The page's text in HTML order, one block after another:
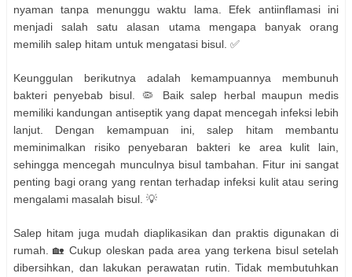
nyaman tanpa menunggu waktu lama. Efek antiinflamasi ini
menjadi salah satu alasan utama mengapa banyak orang
memilih salep hitam untuk mengatasi bisul. ✅
Keunggulan berikutnya adalah kemampuannya membunuh
bakteri penyebab bisul. 🦠 Baik salep herbal maupun medis
memiliki kandungan antiseptik yang dapat mencegah infeksi lebih
lanjut. Dengan kemampuan ini, salep hitam membantu
meminimalkan risiko penyebaran bakteri ke area kulit lain,
sehingga mencegah munculnya bisul tambahan. Fitur ini sangat
penting bagi orang yang rentan terhadap infeksi kulit atau sering
mengalami masalah bisul. 💡
Salep hitam juga mudah diaplikasikan dan praktis digunakan di
rumah. 🏡 Cukup oleskan pada area yang terkena bisul setelah
dibersihkan, dan lakukan perawatan rutin. Tidak membutuhkan